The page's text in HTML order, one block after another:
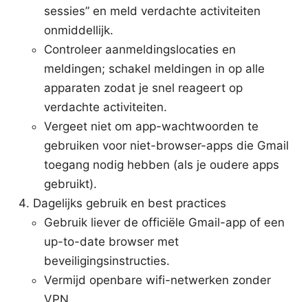
sessies” en meld verdachte activiteiten
onmiddellijk.
Controleer aanmeldingslocaties en
meldingen; schakel meldingen in op alle
apparaten zodat je snel reageert op
verdachte activiteiten.
Vergeet niet om app-wachtwoorden te
gebruiken voor niet-browser-apps die Gmail
toegang nodig hebben (als je oudere apps
gebruikt).
Dagelijks gebruik en best practices
Gebruik liever de officiële Gmail-app of een
up-to-date browser met
beveiligingsinstructies.
Vermijd openbare wifi-netwerken zonder
VPN.